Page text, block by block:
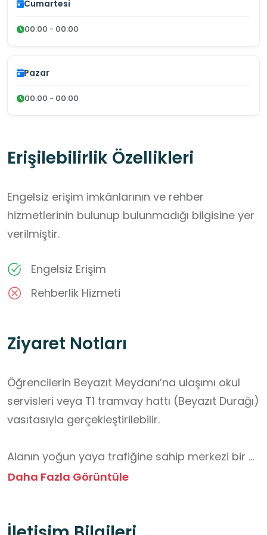
Cumartesi
00:00 - 00:00
Pazar
00:00 - 00:00
Erişilebilirlik Özellikleri
Engelsiz erişim imkânlarının ve rehber
hizmetlerinin bulunup bulunmadığı bilgisine yer
verilmiştir.
Engelsiz Erişim
Rehberlik Hizmeti
Ziyaret Notları
Öğrencilerin Beyazıt Meydanı’na ulaşımı okul
servisleri veya T1 tramvay hattı (Beyazıt Durağı)
vasıtasıyla gerçekleştirilebilir.
Alanın yoğun yaya trafiğine sahip merkezi bir
kamusal alan olması hasebiyle, ziyaret
etmeleri esastır.
Daha Fazla Görüntüle